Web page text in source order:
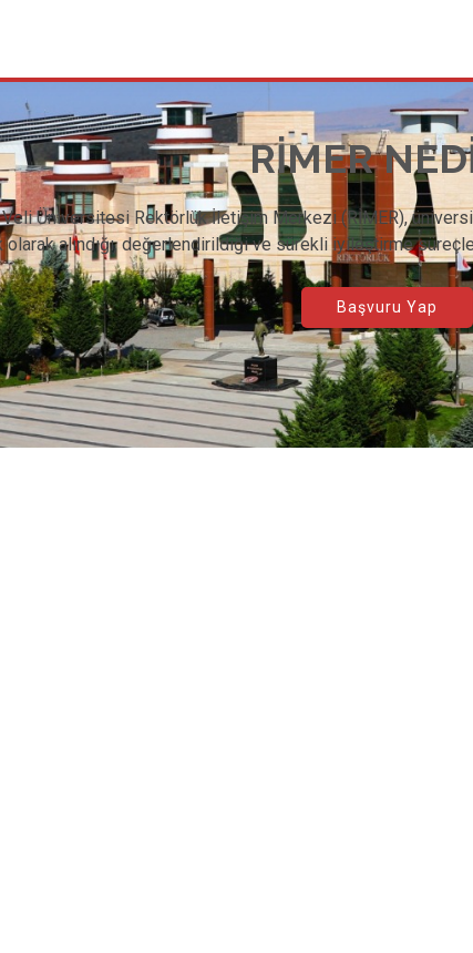
RİMER
Veli Üniversitesi Rektörlük İletişim Merkezi (RİMER),
alındığı, değerlendirildiği ve sürekli iyileştirme
Başvuru Yap